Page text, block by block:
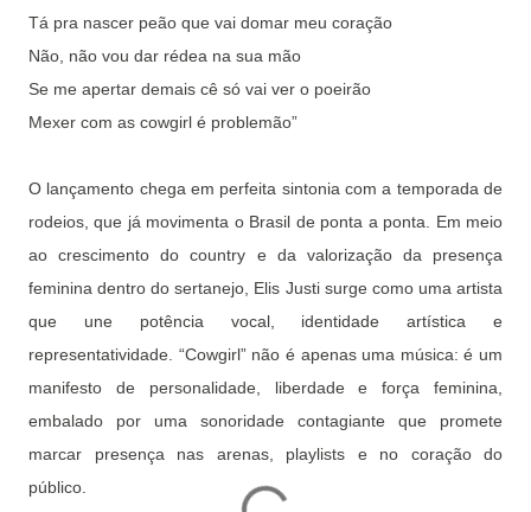
Tá pra nascer peão que vai domar meu coração
Não, não vou dar rédea na sua mão
Se me apertar demais cê só vai ver o poeirão
Mexer com as cowgirl é problemão”
O lançamento chega em perfeita sintonia com a temporada de
rodeios, que já movimenta o Brasil de ponta a ponta. Em meio
ao crescimento do country e da valorização da presença
feminina dentro do sertanejo, Elis Justi surge como uma artista
que une potência vocal, identidade artística e
representatividade. “Cowgirl” não é apenas uma música: é um
manifesto de personalidade, liberdade e força feminina,
embalado por uma sonoridade contagiante que promete
marcar presença nas arenas, playlists e no coração do
público.